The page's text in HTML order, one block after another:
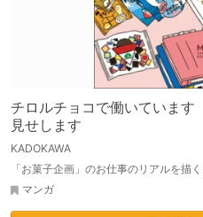
チロルチョコで働いていま
見せします
KADOKAWA
「お菓子企画」のお仕事のリアルを描
マンガ